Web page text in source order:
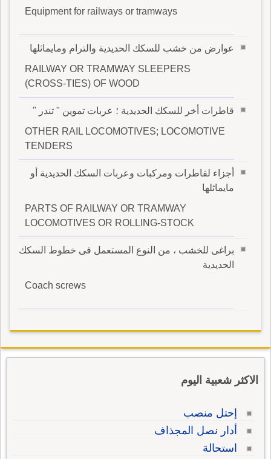
Equipment for railways or tramways
عوارض من خشب للسكك الحديدية والترام ومايماثلها
RAILWAY OR TRAMWAY SLEEPERS
(CROSS-TIES) OF WOOD
قاطرات أخر للسكك الحديدية ؛ عربات تموين " تندر "
OTHER RAIL LOCOMOTIVES; LOCOMOTIVE
TENDERS
أجزاء لقاطرات ومركبات وعربات السكك الحديدية أو
مايماثلها
PARTS OF RAILWAY OR TRAMWAY
LOCOMOTIVES OR ROLLING-STOCK
براغى للخشب ، من النوع المستعمل فى خطوط السكك
الحديدية
Coach screws
الاكثر شعبية اليوم
إحتل منصب
أدار نصل المجذاف
استحالة